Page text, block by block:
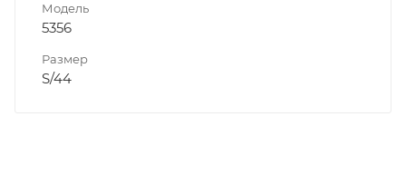
Модель
5356
Размер
S/44